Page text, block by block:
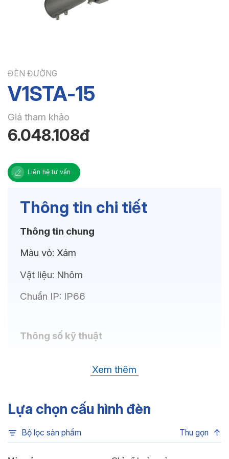
ĐÈN ĐƯỜNG
V1STA-15
Giá tham khảo
6.048.108đ
Liên hệ tư vấn
Thông tin chi tiết
Thông tin chung
Màu vỏ: Xám
Vật liệu: Nhôm
Chuẩn IP: IP66
Thông số kỹ thuật
6500K, 4000K, 3000K
Chỉ số hoàn màu:
CRI>80
21.000lm(W)
Xem thêm
Lựa chọn cấu hình đèn
Bộ lọc sản phẩm Thu gọn